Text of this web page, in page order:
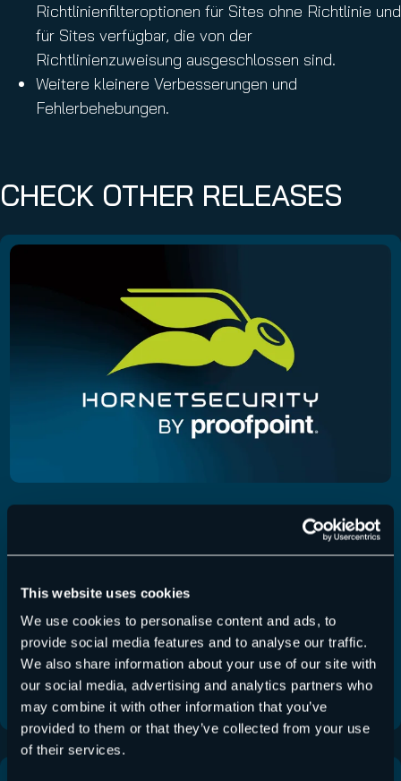
This website uses cookies
We use cookies to personalise content and ads, to
provide social media features and to analyse our traffic.
We also share information about your use of our site with
our social media, advertising and analytics partners who
may combine it with other information that you’ve
provided to them or that they’ve collected from your use
of their services.
Richtlinienfilteroptionen für Sites ohne Richtlinie und
für Sites verfügbar, die von der
Richtlinienzuweisung ausgeschlossen sind.
Weitere kleinere Verbesserungen und
Fehlerbehebungen.
CHECK OTHER RELEASES
Control Panel Release 6.60.0.0
Control Panel,Release Notes,Release Notes
Dieses Release erhöht die Sicherheit inaktiver
Hornet.email-Konten und bringt Verbesserungen für
Email Live Tracking, Deny…
Mehr lesen